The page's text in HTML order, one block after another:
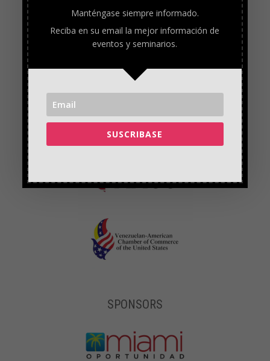
SPONSORS
Manténgase siempre informado.
Reciba en su email la mejor información de
eventos y seminarios.
SUSCRIBASE